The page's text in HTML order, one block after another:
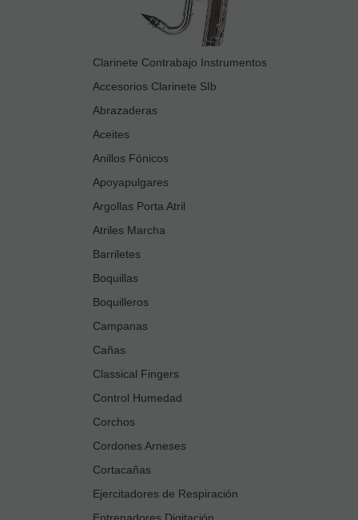
Clarinete Contrabajo Instrumentos
Accesorios Clarinete SIb
Abrazaderas
Aceites
Anillos Fónicos
Apoyapulgares
Argollas Porta Atril
Atriles Marcha
Barriletes
Boquillas
Boquilleros
Campanas
Cañas
Classical Fingers
Control Humedad
Corchos
Cordones Arneses
Cortacañas
Ejercitadores de Respiración